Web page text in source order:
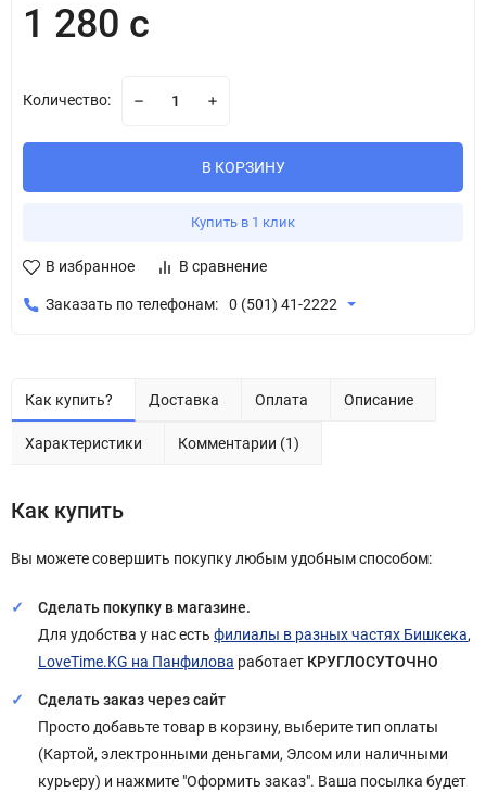
1 280 с
Количество:
В КОРЗИНУ
Купить в 1 клик
В избранное В сравнение
Заказать по телефонам: 0 (501) 41-2222
Как купить? Доставка Оплата Описание
Характеристики Комментарии (1)
Как купить
Вы можете совершить покупку любым удобным способом:
Сделать покупку в магазине.
Для удобства у нас есть филиалы в разных частях Бишкека,
LoveTime.KG на Панфилова работает КРУГЛОСУТОЧНО
Сделать заказ через сайт
Просто добавьте товар в корзину, выберите тип оплаты
(Картой, электронными деньгами, Элсом или наличными
курьеру) и нажмите "Оформить заказ". Ваша посылка будет